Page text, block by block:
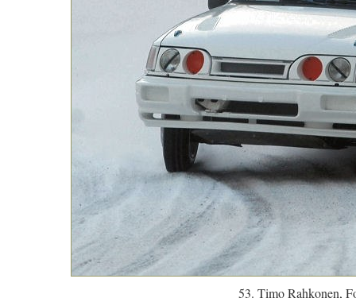
53. Timo Rahkonen,